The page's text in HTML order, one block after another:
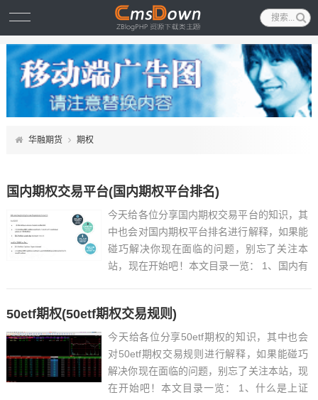
华融期货 期权
国内期权交易平台(国内期权平台排名)
今天给各位分享国内期权交易平台的知识，其
中也会对国内期权平台排名进行解释，如果能
碰巧解决你现在面临的问题，别忘了关注本
站，现在开始吧！本文目录一览： 1、国内有
50etf期权(50etf期权交易规则)
今天给各位分享50etf期权的知识，其中也会
对50etf期权交易规则进行解释，如果能碰巧
解决你现在面临的问题，别忘了关注本站，现
在开始吧！本文目录一览： 1、什么是上证